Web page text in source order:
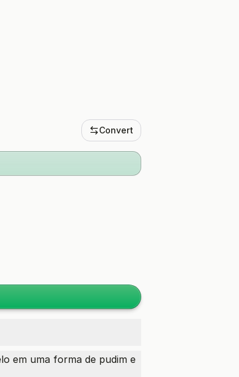
Convert
em uma forma de pudim e